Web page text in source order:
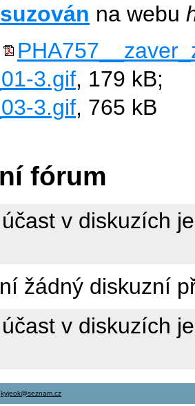
na webu
3.gif, 179 kB;
3.gif, 765 kB
fórum
v diskuzích
žádný diskuzní
v diskuzích
kyjeok@seznam.cz